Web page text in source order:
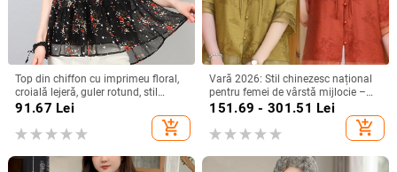
Top din chiffon cu imprimeu floral,
croială lejeră, guler rotund, stil
pulover
91.67 Lei
add_shopping_cart
Vară 2026: Stil chinezesc național
pentru femei de vârstă mijlocie –
ansamblu de bluze care subțiază
151.69 - 301.51 Lei
add_shopping_cart